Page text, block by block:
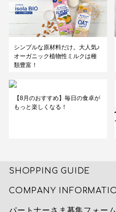
シンプルな原材料だけ。大人気♪
オーガニック植物性ミルクは種
類豊富！
【8月のおすすめ】毎日の食卓が
もっと楽しくなる！
SHOPPING GUIDE
COMPANY
パートナーさま募集フォーム